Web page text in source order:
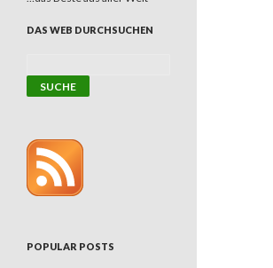
DAS WEB DURCHSUCHEN
POPULAR POSTS